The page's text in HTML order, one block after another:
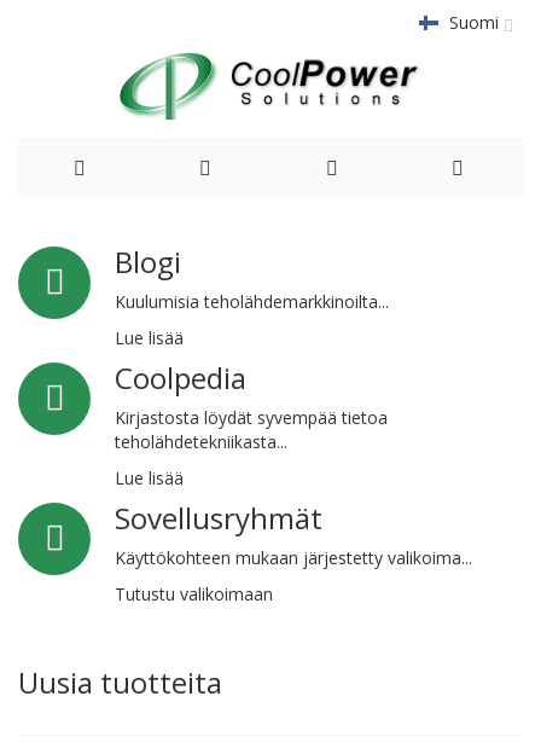
Suomi
sisältöön
Blogi
Kuulumisia teholähdemarkkinoilta...
Lue lisää
Coolpedia
Kirjastosta löydät syvempää tietoa
teholähdetekniikasta...
Lue lisää
Sovellusryhmät
Käyttökohteen mukaan järjestetty valikoima...
Tutustu valikoimaan
Uusia tuotteita